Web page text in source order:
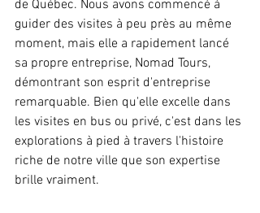
de Québec. Nous avons commencé à
guider des visites à peu près au même
moment, mais elle a rapidement lancé
sa propre entreprise, Nomad Tours,
démontrant son esprit d'entreprise
remarquable. Bien qu'elle excelle dans
les visites en bus ou privé, c'est dans les
explorations à pied à travers l'histoire
riche de notre ville que son expertise
brille vraiment.